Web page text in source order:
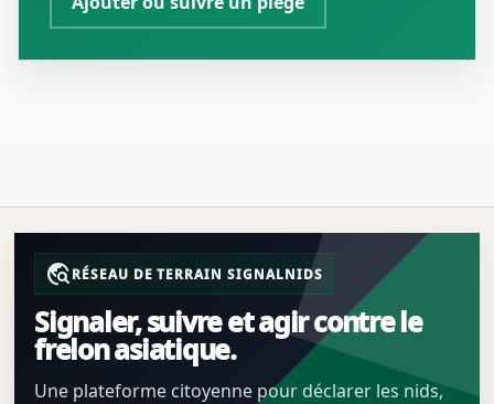
travel_exploreRÉSEAU DE TERRAIN SIGNALNIDS
Signaler, suivre et agir contre le
frelon asiatique.
Une plateforme citoyenne pour déclarer les nids,